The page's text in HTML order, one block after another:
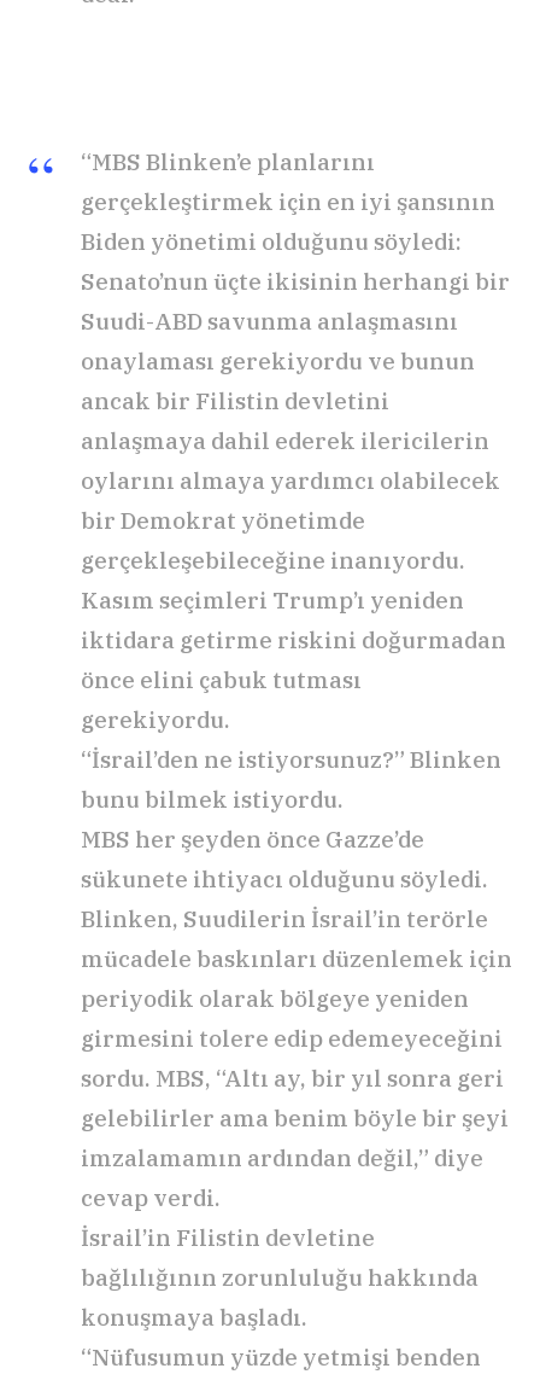
“MBS Blinken’e planlarını
gerçekleştirmek için en iyi şansının
Biden yönetimi olduğunu söyledi:
Senato’nun üçte ikisinin herhangi bir
Suudi-ABD savunma anlaşmasını
onaylaması gerekiyordu ve bunun
ancak bir Filistin devletini
anlaşmaya dahil ederek ilericilerin
oylarını almaya yardımcı olabilecek
bir Demokrat yönetimde
gerçekleşebileceğine inanıyordu.
Kasım seçimleri Trump’ı yeniden
iktidara getirme riskini doğurmadan
önce elini çabuk tutması
gerekiyordu.
“İsrail’den ne istiyorsunuz?” Blinken
bunu bilmek istiyordu.
MBS her şeyden önce Gazze’de
sükunete ihtiyacı olduğunu söyledi.
Blinken, Suudilerin İsrail’in terörle
mücadele baskınları düzenlemek için
periyodik olarak bölgeye yeniden
girmesini tolere edip edemeyeceğini
sordu. MBS, “Altı ay, bir yıl sonra geri
gelebilirler ama benim böyle bir şeyi
imzalamamın ardından değil,” diye
cevap verdi.
İsrail’in Filistin devletine
bağlılığının zorunluluğu hakkında
konuşmaya başladı.
“Nüfusumun yüzde yetmişi benden